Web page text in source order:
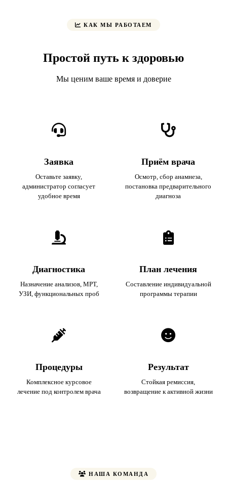
КАК МЫ РАБОТАЕМ
Простой путь к здоровью
Мы ценим ваше время и доверие
Заявка
Оставьте заявку,
администратор согласует
удобное время
Приём врача
Осмотр, сбор анамнеза,
постановка предварительного
диагноза
Диагностика
Назначение анализов, МРТ,
УЗИ, функциональных проб
План лечения
Составление индивидуальной
программы терапии
Процедуры
Комплексное курсовое
лечение под контролем врача
Результат
Стойкая ремиссия,
возвращение к активной жизни
НАША КОМАНДА